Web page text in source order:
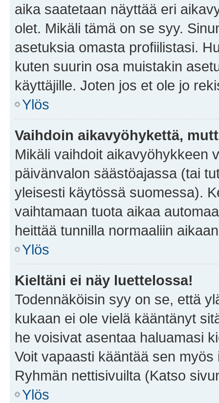
aika saatetaan näyttää eri
olet. Mikäli tämä on se syy.
asetuksia omasta profiilistasi.
kuten suurin osa muistakin
käyttäjille. Joten jos et ole jo
Ylös
Vaihdoin aikavyöhykettä,
Mikäli vaihdoit aikavyöhykkeen
päivänvalon säästöajassa (tai
yleisesti käytössä suomessa).
vaihtamaan tuota aikaa
heittää tunnilla normaaliin
Ylös
Kieltäni ei näy luettelossa!
Todennäköisin syy on se, että
kukaan ei ole vielä kääntänyt
he voisivat asentaa haluamasi
Voit vapaasti kääntää sen
Ryhmän nettisivuilta (Katso
Ylös